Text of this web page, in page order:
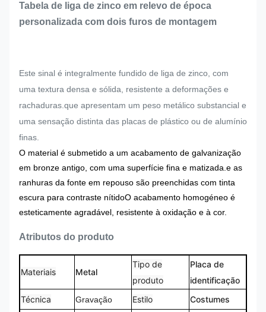
Tabela de liga de zinco em relevo de época
personalizada com dois furos de montagem
Este sinal é integralmente fundido de liga de zinco, com
uma textura densa e sólida, resistente a deformações e
rachaduras.que apresentam um peso metálico substancial e
uma sensação distinta das placas de plástico ou de alumínio
finas.
O material é submetido a um acabamento de galvanização
em bronze antigo, com uma superfície fina e matizada.e as
ranhuras da fonte em repouso são preenchidas com tinta
escura para contraste nítidoO acabamento homogéneo é
esteticamente agradável, resistente à oxidação e à cor.
Atributos do produto
Materiais Metal
Tipo de
produto
Placa de
identificação
Técnica
Gravação Estilo
Costumes